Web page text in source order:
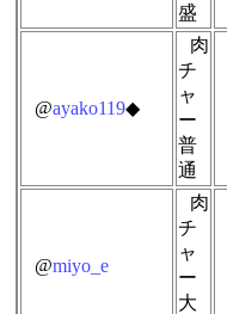
盛
@ayako119◆
肉
チ
ャ
ー
普
通
@miyo_e
肉
チ
ャ
ー
大